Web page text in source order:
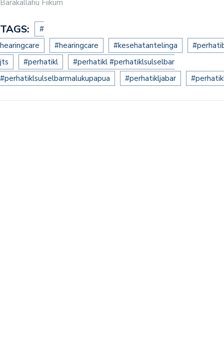
Barakallahu Fiikum
TAGS:
#
hearingcare
#hearingcare #kesehatantelinga
jts
#perhatikl
#perhatikl #perhatiklsulselbar
#perhatiklsulselbarmalukupapua
#perhatikljabar